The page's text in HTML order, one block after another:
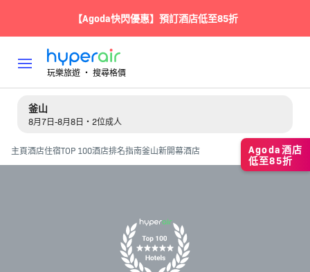
【Agoda快閃優惠】預訂酒店低至85折
玩樂旅遊 ‧ 搜尋格價
釜山
8月7日-8月8日・2位成人
主頁酒店住宿TOP 100酒店排名指南釜山新開幕酒店
Agoda酒店
低至85折